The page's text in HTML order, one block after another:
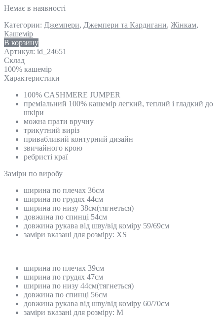
Немає в наявності
Категории: Джемпери, Джемпери та Кардигани, Жінкам,
Кашемір
В корзину
Артикул: id_24651
Склад
100% кашемір
Характеристики
100% CASHMERE JUMPER
преміальний 100% кашемір легкий, теплий і гладкий до
шкіри
можна прати вручну
трикутний виріз
привабливий контурний дизайн
звичайного крою
ребристі краї
Замiри по виробу
ширина по плечах 36см
ширина по грудях 44см
ширина по низу 38см(тягнеться)
довжина по спинці 54см
довжина рукава від шву/від коміру 59/69см
заміри вказані для розміру: XS
ширина по плечах 39см
ширина по грудях 47см
ширина по низу 44см(тягнеться)
довжина по спинці 56см
довжина рукава від шву/від коміру 60/70см
заміри вказані для розміру: M